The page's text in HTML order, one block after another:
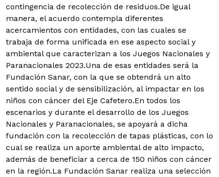
contingencia de recolección de residuos.De igual
manera, el acuerdo contempla diferentes
acercamientos con entidades, con las cuales se
trabaja de forma unificada en ese aspecto social y
ambiental que caracterizan a los Juegos Nacionales y
Paranacionales 2023.Una de esas entidades será la
Fundación Sanar, con la que se obtendrá un alto
sentido social y de sensibilización, al impactar en los
niños con cáncer del Eje Cafetero.En todos los
escenarios y durante el desarrollo de los Juegos
Nacionales y Paranacionales, se apoyará a dicha
fundación con la recolección de tapas plásticas, con lo
cual se realiza un aporte ambiental de alto impacto,
además de beneficiar a cerca de 150 niños con cáncer
en la región.La Fundación Sanar realiza una selección